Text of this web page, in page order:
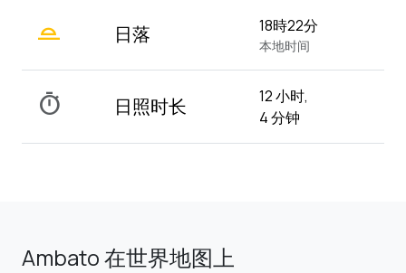
wb_twilight_2 日落 18時22分
本地时间
timer 日照时长
12 小时,
4 分钟
Ambato 在世界地图上